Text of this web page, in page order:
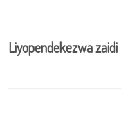
Liyopendekezwa zaidi